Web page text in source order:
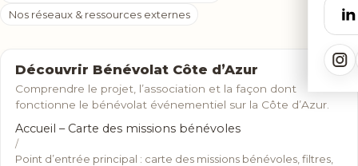
Nos réseaux & ressources externes
Découvrir Bénévolat Côte d’Azur
Comprendre le projet, l’association et la façon dont
fonctionne le bénévolat événementiel sur la Côte d’Azur.
Accueil – Carte des missions bénévoles
/
Point d’entrée principal : carte des missions bénévoles, filtres,